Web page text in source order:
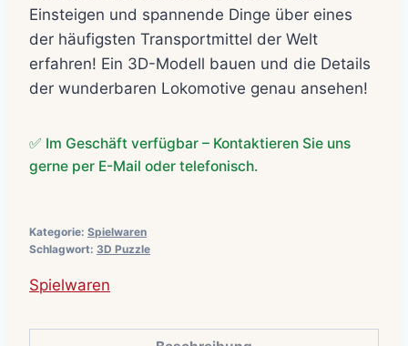
Einsteigen und spannende Dinge über eines
der häufigsten Transportmittel der Welt
erfahren! Ein 3D-Modell bauen und die Details
der wunderbaren Lokomotive genau ansehen!
✅ Im Geschäft verfügbar – Kontaktieren Sie uns
gerne per E-Mail oder telefonisch.
Kategorie: Spielwaren
Schlagwort: 3D Puzzle
Spielwaren